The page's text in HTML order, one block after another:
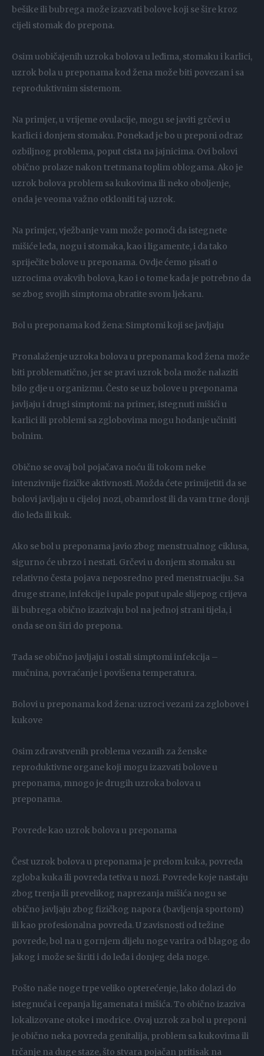
bešike ili bubrega može izazvati bolove koji se šire kroz
cijeli stomak do prepona.
Osim uobičajenih uzroka bolova u leđima, stomaku i karlici,
uzrok bola u preponama kod žena može biti povezan i sa
reproduktivnim sistemom.
Na primjer, u vrijeme ovulacije, mogu se javiti grčevi u
karlici i donjem stomaku. Ponekad je bo u preponi odraz
ozbiljnog problema, poput cista na jajnicima. Ovi bolovi
obično prolaze nakon tretmana toplim oblogama. Ako je
uzrok bolova problem sa kukovima ili neko oboljenje,
onda je veoma važno otkloniti taj uzrok.
Na primjer, vježbanje vam može pomoći da istegnete
mišiće leđa, nogu i stomaka, kao i ligamente, i da tako
spriječite bolove u preponama. Ovdje ćemo pisati o
uzrocima ovakvih bolova, kao i o tome kada je potrebno da
se zbog svojih simptoma obratite svom ljekaru.
Bol u preponama kod žena: Simptomi koji se javljaju
Pronalaženje uzroka bolova u preponama kod žena može
biti problematično, jer se pravi uzrok bola može nalaziti
bilo gdje u organizmu. Često se uz bolove u preponama
javljaju i drugi simptomi: na primer, istegnuti mišići u
karlici ili problemi sa zglobovima mogu hodanje učiniti
bolnim.
Obično se ovaj bol pojačava noću ili tokom neke
intenzivnije fizičke aktivnosti. Možda ćete primijetiti da se
bolovi javljaju u cijeloj nozi, obamrlost ili da vam trne donji
dio leđa ili kuk.
Ako se bol u preponama javio zbog menstrualnog ciklusa,
sigurno će ubrzo i nestati. Grčevi u donjem stomaku su
relativno česta pojava neposredno pred menstruaciju. Sa
druge strane, infekcije i upale poput upale slijepog crijeva
ili bubrega obično izazivaju bol na jednoj strani tijela, i
onda se on širi do prepona.
Tada se obično javljaju i ostali simptomi infekcija –
mučnina, povraćanje i povišena temperatura.
Bolovi u preponama kod žena: uzroci vezani za zglobove i
kukove
Osim zdravstvenih problema vezanih za ženske
reproduktivne organe koji mogu izazvati bolove u
preponama, mnogo je drugih uzroka bolova u
preponama.
Povrede kao uzrok bolova u preponama
Čest uzrok bolova u preponama je prelom kuka, povreda
zgloba kuka ili povreda tetiva u nozi. Povrede koje nastaju
zbog trenja ili prevelikog naprezanja mišića nogu se
obično javljaju zbog fizičkog napora (bavljenja sportom)
ili kao profesionalna povreda. U zavisnosti od težine
povrede, bol na u gornjem dijelu noge varira od blagog do
jakog i može se širiti i do leđa i donjeg dela noge.
Pošto naše noge trpe veliko opterećenje, lako dolazi do
istegnuća i cepanja ligamenata i mišića. To obično izaziva
lokalizovane otoke i modrice. Ovaj uzrok za bol u preponi
je obično neka povreda genitalija, problem sa kukovima ili
trčanje na duge staze, što stvara pojačan pritisak na